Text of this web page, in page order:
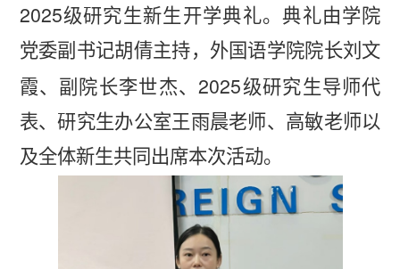
2025级研究生新生开学典礼。典礼由学院
党委副书记胡倩主持，外国语学院院长刘文
霞、副院长李世杰、2025级研究生导师代
表、研究生办公室王雨晨老师、高敏老师以
及全体新生共同出席本次活动。